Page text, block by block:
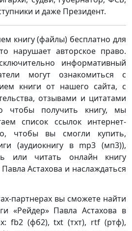
и даже Президент.
книгу (файлы) бесплатно для
нарушает авторское право.
информативный
могут ознакомиться с
книги от нашего сайта, с
отзывами и цитатами
чтобы получить книгу, мы
список ссылок интернет-
чтобы вы смогли купить,
(аудиокнигу в mp3 (мп3)),
или читать онлайн книгу
Астахова и наслаждаться
партнерах вы сможете найти
«Рейдер» Павла Астахова в
fb2 (фб2), txt (тхт), rtf (ртф),